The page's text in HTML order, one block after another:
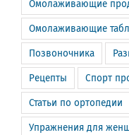
Омолаживающие
Омолаживающие
Позвоночника
Рецепты Спорт
Статьи по ортопедии
Упражнения для